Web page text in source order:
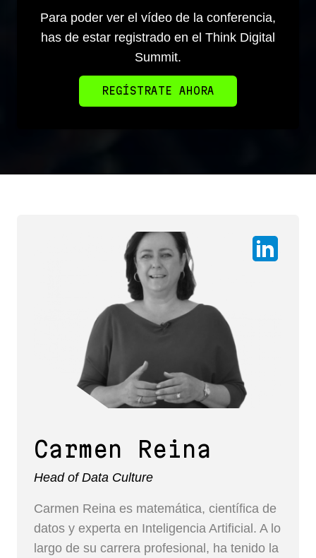
Para poder ver el vídeo de la conferencia,
has de estar registrado en el Think Digital
Summit.
REGÍSTRATE AHORA
Carmen Reina
Head of Data Culture
Carmen Reina es matemática, científica de
datos y experta en Inteligencia Artificial. A lo
largo de su carrera profesional, ha tenido la